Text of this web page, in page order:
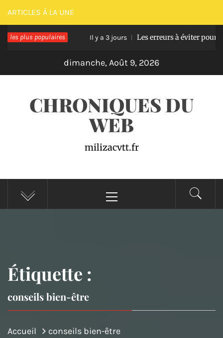
Passer
au
contenu
ARTICLES À LA UNE
les plus populaires
en bois Il y a 3 jours Les erreurs à éviter pour réussir
dimanche, Août 9, 2026
CHRONIQUES DU
WEB
milizacvtt.fr
principal
Étiquette :
conseils bien-être
Accueil conseils bien-être